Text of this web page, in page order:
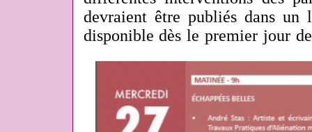
devraient être publiés dans
disponible dès le premier jour